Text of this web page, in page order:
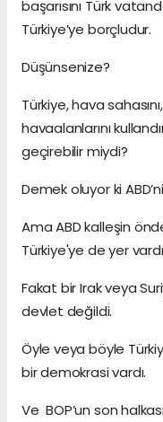
başarısını Türk
Türkiye’ye borçludur.
Düşünsenize?
Türkiye, hava
havaalanlarını
geçirebilir miydi?
Demek oluyor ki
Ama ABD kalleşin
Türkiye'ye de yer
Fakat bir Irak veya
devlet değildi.
Öyle veya böyle
bir demokrasi vardı.
Ve BOP’un son